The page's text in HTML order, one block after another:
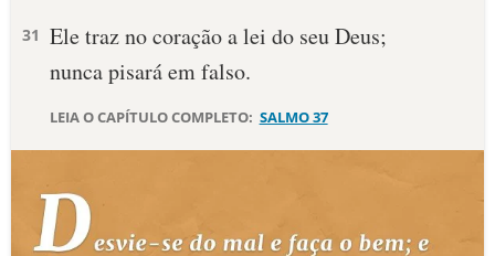
TERMO BÍBLICO JOGOS
QUEM SOMOS
31 Ele traz no coração a lei do seu Deus;
nunca pisará em falso.
LEIA O CAPÍTULO COMPLETO: SALMO 37